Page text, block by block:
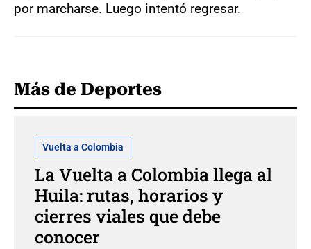
por marcharse. Luego intentó regresar.
Más de Deportes
Vuelta a Colombia
La Vuelta a Colombia llega al
Huila: rutas, horarios y
cierres viales que debe
conocer